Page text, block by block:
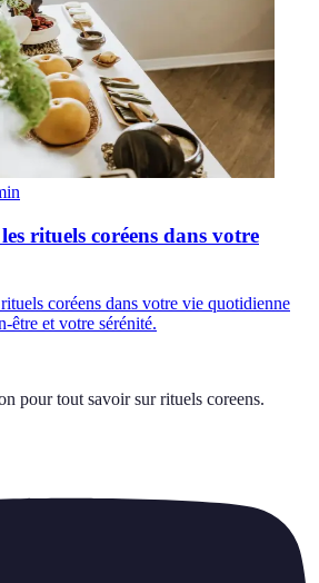
rituels coréens dans votre
coréens dans votre vie quotidienne
être et votre sérénité.
pour tout savoir sur rituels coreens.